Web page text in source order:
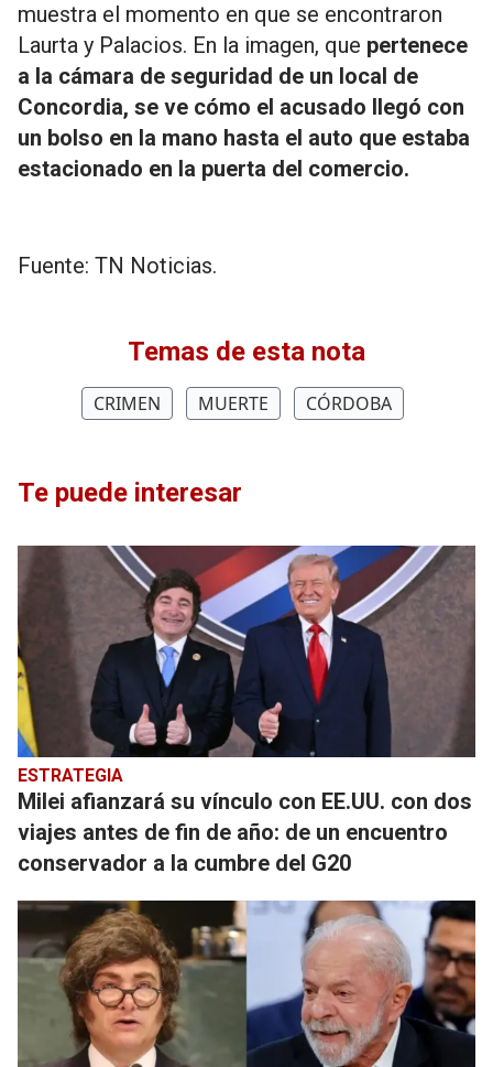
muestra el momento en que se encontraron
Laurta y Palacios. En la imagen, que pertenece
a la cámara de seguridad de un local de
Concordia, se ve cómo el acusado llegó con
un bolso en la mano hasta el auto que estaba
estacionado en la puerta del comercio.
Fuente: TN Noticias.
Temas de esta nota
CRIMEN MUERTE CÓRDOBA
Te puede interesar
ESTRATEGIA
Milei afianzará su vínculo con EE.UU. con dos
viajes antes de fin de año: de un encuentro
conservador a la cumbre del G20